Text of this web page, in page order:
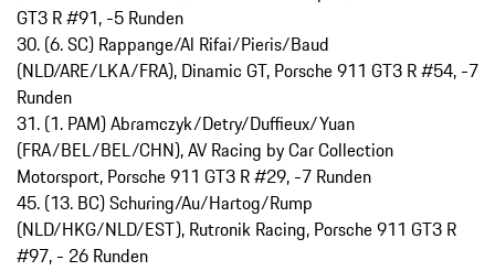
GT3 R #91, -5 Runden
30. (6. SC) Rappange/Al Rifai/Pieris/Baud
(NLD/ARE/LKA/FRA), Dinamic GT, Porsche 911 GT3 R #54, -7
Runden
31. (1. PAM) Abramczyk/Detry/Duffieux/Yuan
(FRA/BEL/BEL/CHN), AV Racing by Car Collection
Motorsport, Porsche 911 GT3 R #29, -7 Runden
45. (13. BC) Schuring/Au/Hartog/Rump
(NLD/HKG/NLD/EST), Rutronik Racing, Porsche 911 GT3 R
#97, - 26 Runden